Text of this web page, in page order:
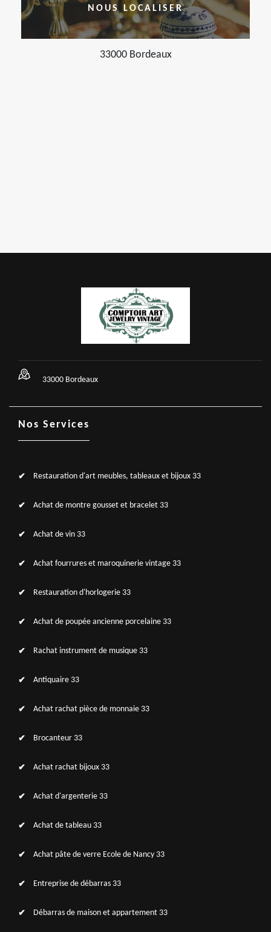
NOUS LOCALISER
33000 Bordeaux
33000 Bordeaux
Nos Services
Restauration d'art meubles, tableaux et bijoux 33
Achat de montre gousset et bracelet 33
Achat de vin 33
Achat fourrures et maroquinerie vintage 33
Restauration d'horlogerie 33
Achat de poupée ancienne porcelaine 33
Rachat instrument de musique 33
Antiquaire 33
Achat rachat pièce de monnaie 33
Brocanteur 33
Achat rachat bijoux 33
Achat d'argenterie 33
Achat de tableau 33
Achat pâte de verre Ecole de Nancy 33
Entreprise de débarras 33
Débarras de maison et appartement 33